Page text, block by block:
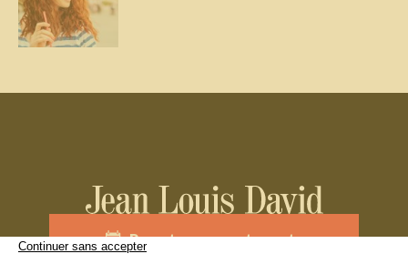
Prenota un appuntamento